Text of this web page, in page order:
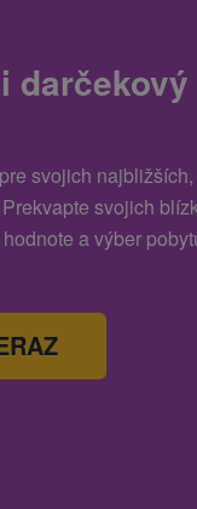
svojich
svojich
a výber